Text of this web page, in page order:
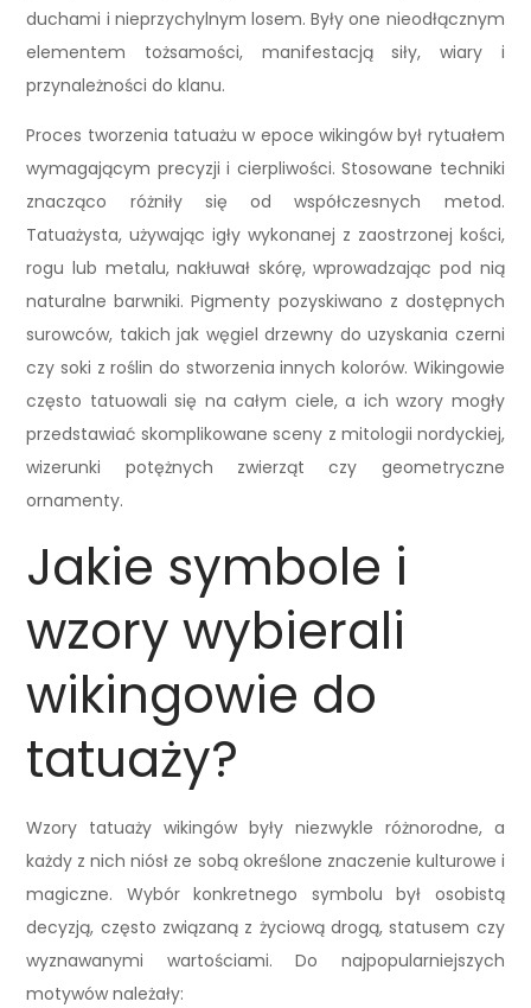
duchami i nieprzychylnym losem. Były one nieodłącznym
elementem tożsamości, manifestacją siły, wiary i
przynależności do klanu.
Proces tworzenia tatuażu w epoce wikingów był rytuałem
wymagającym precyzji i cierpliwości. Stosowane techniki
znacząco różniły się od współczesnych metod.
Tatuażysta, używając igły wykonanej z zaostrzonej kości,
rogu lub metalu, nakłuwał skórę, wprowadzając pod nią
naturalne barwniki. Pigmenty pozyskiwano z dostępnych
surowców, takich jak węgiel drzewny do uzyskania czerni
czy soki z roślin do stworzenia innych kolorów. Wikingowie
często tatuowali się na całym ciele, a ich wzory mogły
przedstawiać skomplikowane sceny z mitologii nordyckiej,
wizerunki potężnych zwierząt czy geometryczne
ornamenty.
Jakie symbole i
wzory wybierali
wikingowie do
tatuaży?
Wzory tatuaży wikingów były niezwykle różnorodne, a
każdy z nich niósł ze sobą określone znaczenie kulturowe i
magiczne. Wybór konkretnego symbolu był osobistą
decyzją, często związaną z życiową drogą, statusem czy
wyznawanymi wartościami. Do najpopularniejszych
motywów należały: